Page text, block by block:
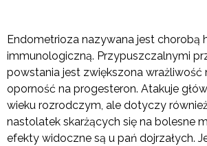
Endometrioza nazywana jest chorobą
immunologiczną. Przypuszczalnymi
powstania jest zwiększona
oporność na progesteron. Atakuje
wieku rozrodczym, ale dotyczy
nastolatek skarżących się na bolesne
efekty widoczne są u pań dojrzałych.